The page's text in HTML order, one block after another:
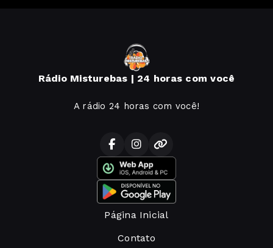
Rádio Misturebas | 24 horas com você
A rádio 24 horas com você!
Página Inicial
Contato